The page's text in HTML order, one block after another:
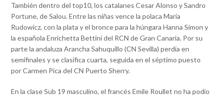
También dentro del top10, los catalanes Cesar Alonso y Sandro
Portune, de Salou. Entre las niñas vence la polaca María
Rudowicz, con la plata y el bronce para la húngara Hanna Simon y
la española Enrichetta Bettini del RCN de Gran Canaria. Por su
parte la andaluza Arancha Sahuquillo (CN Sevilla) perdía en
semifinales y se clasifica cuarta, seguida en el séptimo puesto
por Carmen Pica del CN Puerto Sherry.
En la clase Sub 19 masculino, el francés Emile Roullet no ha podio